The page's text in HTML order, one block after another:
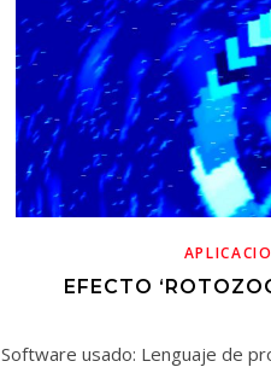
EFECTO
Software usado: Lenguaje de